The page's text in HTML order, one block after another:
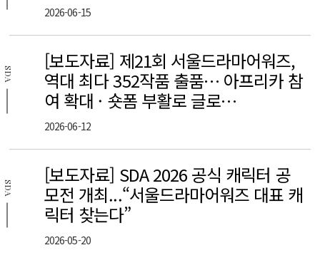
2026-06-15
SDA
[보도자료] 제21회 서울드라마어워즈,
역대 최다 352작품 출품… 아프리카 참
여 확대 · 숏폼 부활로 글로…
2026-06-12
SDA
[보도자료] SDA 2026 공식 캐릭터 공
모전 개최...“서울드라마어워즈 대표 캐
릭터 찾는다”
2026-05-20